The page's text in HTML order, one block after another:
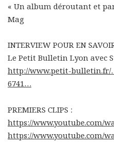
« Un album déroutant et
Mag
INTERVIEW POUR EN
Le Petit Bulletin Lyon avec
http://www.petit-bulletin.fr/
6741…
PREMIERS CLIPS :
https://www.youtube.com/
https://www.youtube.com/